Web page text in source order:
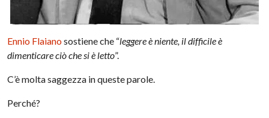
Ennio Flaianosostiene che “leggere è niente, il difficile è
dimenticare ciò che si è letto”.
C’è molta saggezza in queste parole.
Perché?